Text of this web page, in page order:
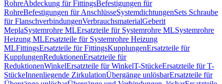
RohreAbdeckung für FittingsBefestigungen für
RohreBefestigungen für AnschlüsseSystemdichtungenSets Schraube
für FlanschverbindungenVerbrauchsmaterialGeberit
MeplaSystemrohre MLErsatzteile für Systemrohre MLSystemrohre
Heizung MLErsatzteile für Systemrohre Heizung
MLFittingsErsatzteile für FittingsKupplungenErsatzteile für
KupplungenReduktionenErsatzteile für
ReduktionenWinkelErsatzteile für WinkelT-StückeErsatzteile für T-
StückeInnenliegende ZirkulationÜbergänge unlösbarErsatzteile für